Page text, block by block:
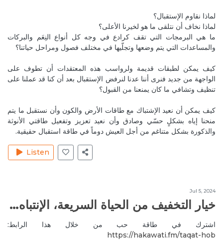
كيف نشفي الطفل الداخلي المجروح؟ Reply
Nice one, thank u for the information , I learned new
things really
MireilleeH Jun 19, 2020
Thank you Raya. That's great. Our pleasure Always
❤️❤️.
طاقة الذكورة وطاقة الأنوثة
Too bad you are leaving dear Joelle!! I will moss you❤️
كيف نعيد التوازن لطاقة الذكورة والأنوثة المجروحة؟ Reply
JoelleC Jun 22, 2020
لماذا نقاوم الإستقبال؟
لماذا نخاف أن نتلقى ما هو لخيرنا الأعلى؟
ما هي البرمجات التي تقف كرادع في وجه كل أنواع النِعَم والبركات
والمساعدات التي يتم وضعها وتجلّيها في مختلف فصول ومراحل حياتنا؟
كيف يمكن لطبقات قديمة ولرواسب هذه المعتقدات أن تطوف على
الواجهة من جديد فنرى أننا عدنا لنرفض الإستقبال بعد أن كنا قد عملنا على
تنظيف وتشافي ما كان يمنعنا من القبول؟
كيف يمكن أن نعيد الإشتباك مع طاقات الأرض والكون وأن نستقبل ما يتم
منحنا إياه بشكلٍ حسّي وصادق وأن نعيد تعزيز وتفعيل طاقتي الأنوثة
والذكورة بشكل متناغم من أجل العيش دوماً في طاقة استقبال حقيقية.
Listen
Jul 5, 2024
خيار التخفيف من الحياة السريعة، الإنتباه للأمور الصغيرة والاستمتاع بها
اشترك في طاقة حب من خلال هذا الرابط:
https://hakawati.fm/taqat-hob‬